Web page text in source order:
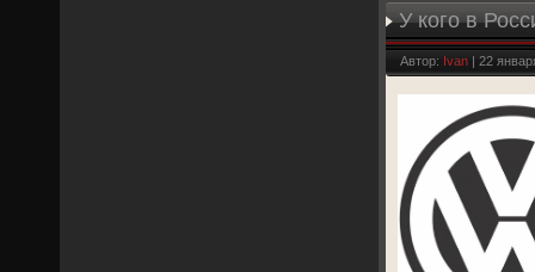
У кого в
Автор: Ivan | 22